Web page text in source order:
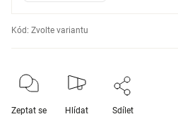
Kód: Zvolte variantu
Zeptat se Hlídat Sdílet